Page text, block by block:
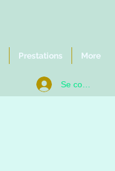
Prestations More
Se connecter